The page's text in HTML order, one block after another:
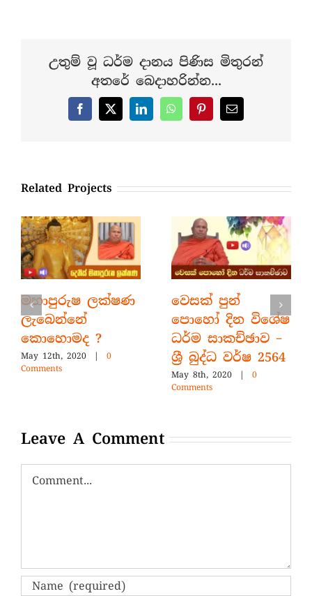
උතුම් වූ ධර්ම දානය පිණිස මිතුරන්
අතරේ බෙදාහරින්න...
Facebook
X LinkedInWhatsAppPinterestEmail
Related Projects
මහාපුරුෂ ලක්ෂණ
ලැබෙන්නේ
කොහොමද ?
May 12th, 2020 |
0
Comments
වෙසක් පුන්
පොහෝ දින විශේෂ
ධර්ම සාකච්ඡාව –
ශ්‍රී බුද්ධ වර්ෂ 2564
May 8th, 2020 |
0
Comments
Leave A Comment
Comment